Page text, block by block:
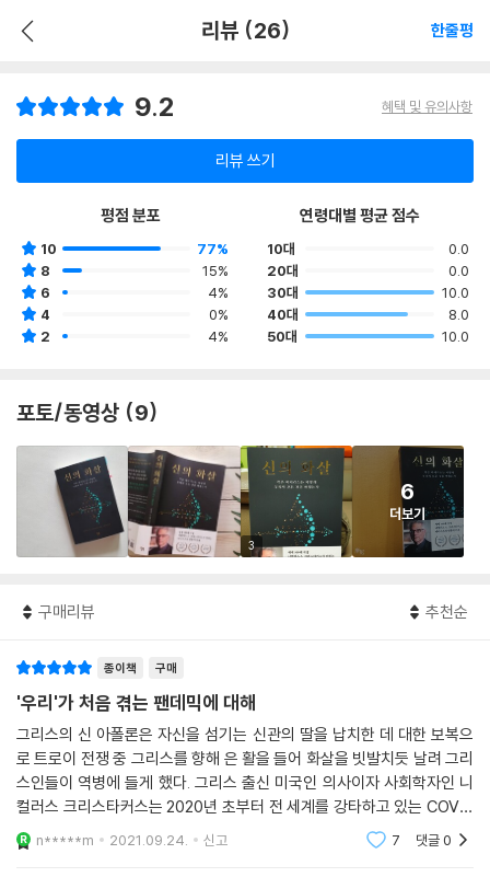
리뷰 (26) 한줄평
9.2 혜택 및 유의사항
리뷰 쓰기
평점 분포
10
77%
8
15%
6
4%
4
0%
2
4%
연령대별 평균 점수
10대
0.0
20대
0.0
30대
10.0
40대
8.0
50대
10.0
포토/동영상 (9)
3
6
더보기
구매리뷰 추천순
종이책 구매
'우리'가 처음 겪는 팬데믹에 대해
그리스의 신 아폴론은 자신을 섬기는 신관의 딸을 납치한 데 대한 보복으
로 트로이 전쟁 중 그리스를 향해 은 활을 들어 화살을 빗발치듯 날려 그리
스인들이 역병에 들게 했다. 그리스 출신 미국인 의사이자 사회학자인 니
컬러스 크리스타커스는 2020년 초부터 전 세계를 강타하고 있는 COVID
-19 팬데믹(범유행)을 바로 그 아폴론이 날린 화살에 비유하고 있다(이
책의 원제가 바로 《Apo
n*****m 2021.09.24. 신고 7 댓글0